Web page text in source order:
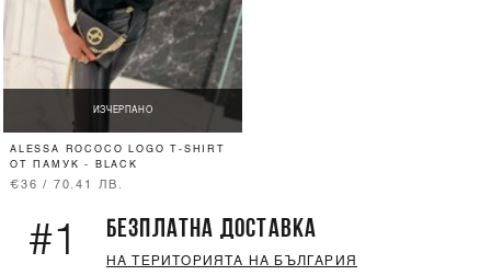
ИЗЧЕРПАНО
ALESSA ROCOCO LOGO T-SHIRT
ОТ ПАМУК - BLACK
€36 / 70.41 ЛВ.
#1 БЕЗПЛАТНА ДОСТАВКА
НА ТЕРИТОРИЯТА НА БЪЛГАРИЯ